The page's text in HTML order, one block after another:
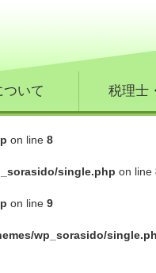
いて 税理士
on line 8
single.php on line
on line 9
wp_sorasido/